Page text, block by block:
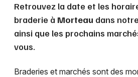
Retrouvez la date et les
braderie à Morteau dans
ainsi que les prochains
vous.
Braderies et marchés sont des